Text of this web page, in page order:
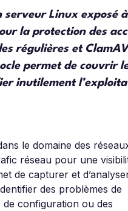
serveur Linux exposé
la protection des
régulières et
permet de couvrir
inutilement
le domaine des
réseau pour une
de capturer et
des problèmes de
configuration ou des